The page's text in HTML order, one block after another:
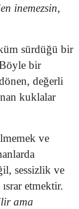
inemezsin,
sürdüğü bir
bir
değerli
kuklalar
ve
sessizlik ve
etmektir.
ama